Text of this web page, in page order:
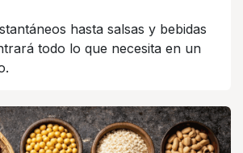
hasta salsas y bebidas
todo lo que necesita en un